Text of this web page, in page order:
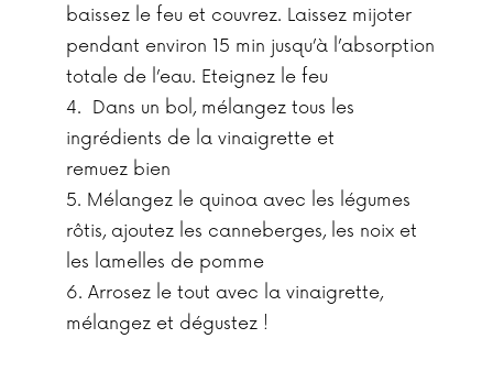
baissez le feu et couvrez. Laissez mijoter
pendant environ 15 min jusqu’à l’absorption
totale de l’eau. Eteignez le feu
Dans un bol, mélangez tous les
ingrédients de la vinaigrette et
remuez bien
Mélangez le quinoa avec les légumes
rôtis, ajoutez les canneberges, les noix et
les lamelles de pomme
Arrosez le tout avec la vinaigrette,
mélangez et dégustez !